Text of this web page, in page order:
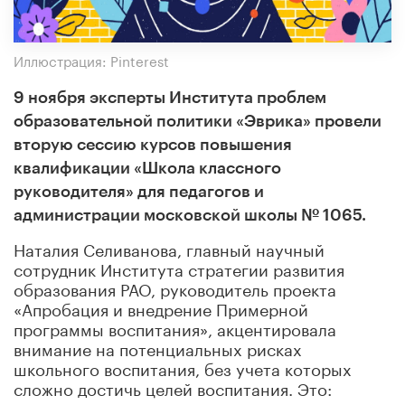
Иллюстрация: Pinterest
9 ноября эксперты Института проблем
образовательной политики «Эврика» провели
вторую сессию курсов повышения
квалификации «Школа классного
руководителя» для педагогов и
администрации московской школы № 1065.
Наталия Селиванова, главный научный
сотрудник Института стратегии развития
образования РАО, руководитель проекта
«Апробация и внедрение Примерной
программы воспитания», акцентировала
внимание на потенциальных рисках
школьного воспитания, без учета которых
сложно достичь целей воспитания. Это: